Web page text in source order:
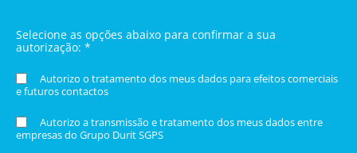
Selecione as opções abaixo para confirmar a sua
autorização: *
Autorizo o tratamento dos meus dados para efeitos comerciais
e futuros contactos
Autorizo a transmissão e tratamento dos meus dados entre
empresas do Grupo Durit SGPS